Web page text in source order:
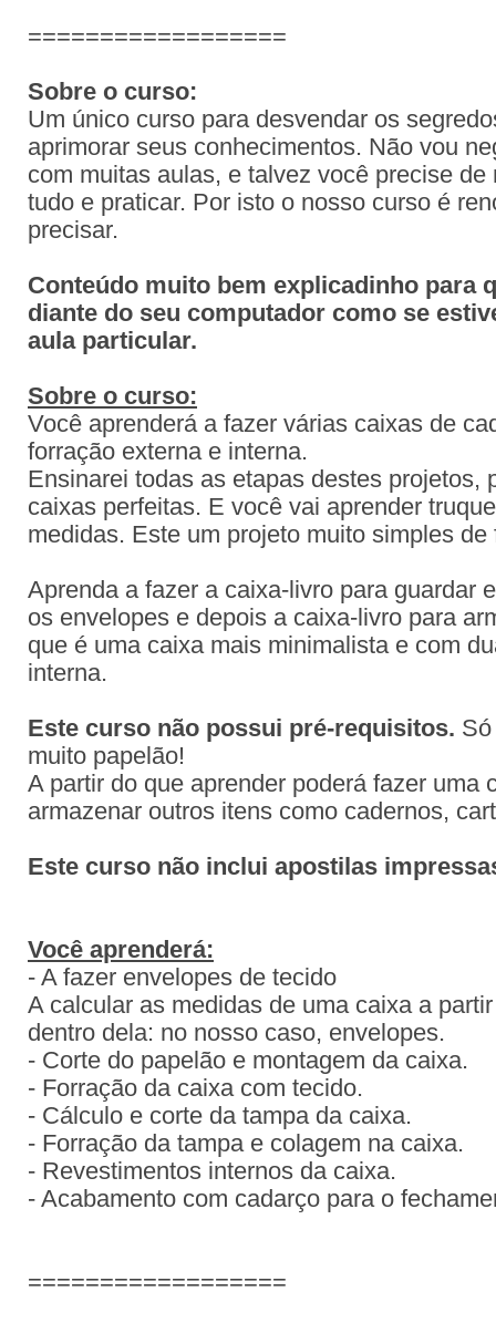
==================
Sobre o curso:
Um único curso para desvendar os
aprimorar seus conhecimentos. Não vou
com muitas aulas, e talvez você precise
tudo e praticar. Por isto o nosso curso é
precisar.
Conteúdo muito bem explicadinho para
diante do seu computador como se
aula particular.
Sobre o curso:
Você aprenderá a fazer várias caixas de
forração externa e interna.
Ensinarei todas as etapas destes projetos,
caixas perfeitas. E você vai aprender
medidas. Este um projeto muito simples de
Aprenda a fazer a caixa-livro para guardar
os envelopes e depois a caixa-livro para
que é uma caixa mais minimalista e com
interna.
Este curso não possui pré-requisitos.
muito papelão!
A partir do que aprender poderá fazer uma
armazenar outros itens como cadernos,
Este curso não inclui apostilas
Você aprenderá:
- A fazer envelopes de tecido
A calcular as medidas de uma caixa a
dentro dela: no nosso caso, envelopes.
- Corte do papelão e montagem da caixa.
- Forração da caixa com tecido.
- Cálculo e corte da tampa da caixa.
- Forração da tampa e colagem na caixa.
- Revestimentos internos da caixa.
- Acabamento com cadarço para o
==================